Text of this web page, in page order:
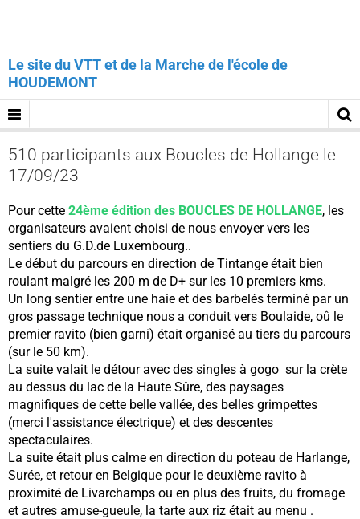
Le site du VTT et de la Marche de l'école de
HOUDEMONT
510 participants aux Boucles de Hollange le
17/09/23
Pour cette 24ème édition des BOUCLES DE HOLLANGE, les
organisateurs avaient choisi de nous envoyer vers les
sentiers du G.D.de Luxembourg..
Le début du parcours en direction de Tintange était bien
roulant malgré les 200 m de D+ sur les 10 premiers kms.
Un long sentier entre une haie et des barbelés terminé par un
gros passage technique nous a conduit vers Boulaide, oû le
premier ravito (bien garni) était organisé au tiers du parcours
(sur le 50 km).
La suite valait le détour avec des singles à gogo sur la crète
au dessus du lac de la Haute Sûre, des paysages
magnifiques de cette belle vallée, des belles grimpettes
(merci l'assistance électrique) et des descentes
spectaculaires.
La suite était plus calme en direction du poteau de Harlange,
Surée, et retour en Belgique pour le deuxième ravito à
proximité de Livarchamps ou en plus des fruits, du fromage
et autres amuse-gueule, la tarte aux riz était au menu .